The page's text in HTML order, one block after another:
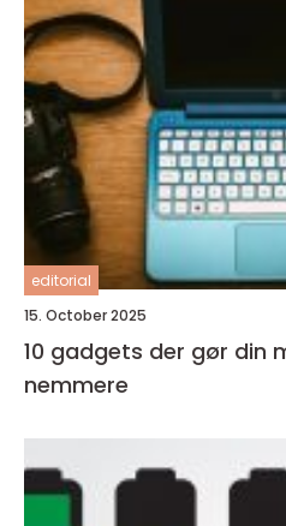
editorial
15. October 2025
10 gadgets der gør din
nemmere